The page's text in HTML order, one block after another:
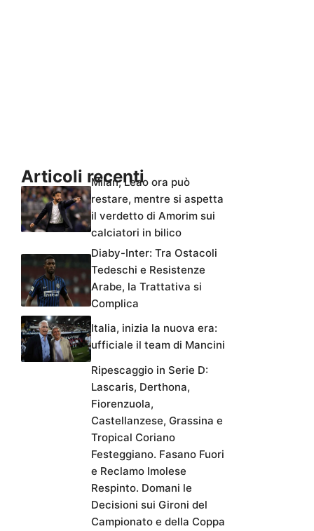
Articoli recenti
Milan, Leao ora può
restare, mentre si aspetta
il verdetto di Amorim sui
calciatori in bilico
Diaby-Inter: Tra Ostacoli
Tedeschi e Resistenze
Arabe, la Trattativa si
Complica
Italia, inizia la nuova era:
ufficiale il team di Mancini
Ripescaggio in Serie D:
Lascaris, Derthona,
Fiorenzuola,
Castellanzese, Grassina e
Tropical Coriano
Festeggiano. Fasano Fuori
e Reclamo Imolese
Respinto. Domani le
Decisioni sui Gironi del
Campionato e della Coppa